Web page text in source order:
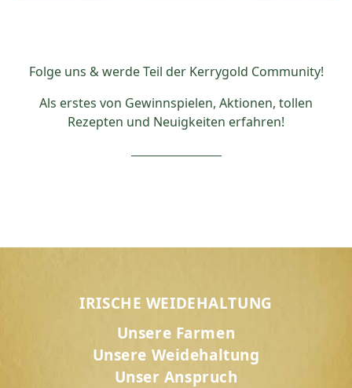
Folge uns & werde Teil der Kerrygold Community!
Als erstes von Gewinnspielen, Aktionen, tollen
Rezepten und Neuigkeiten erfahren!
IRISCHE WEIDEHALTUNG
Unsere Farmen
Unsere Weidehaltung
Unser Anspruch